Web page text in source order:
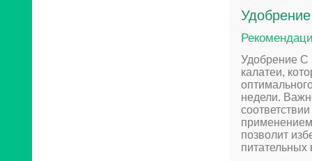
Удобрение C
калатеи,
недели.
позволит
питательных